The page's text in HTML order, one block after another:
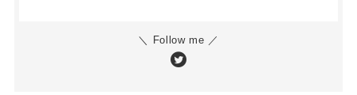
＼ Follow me ／